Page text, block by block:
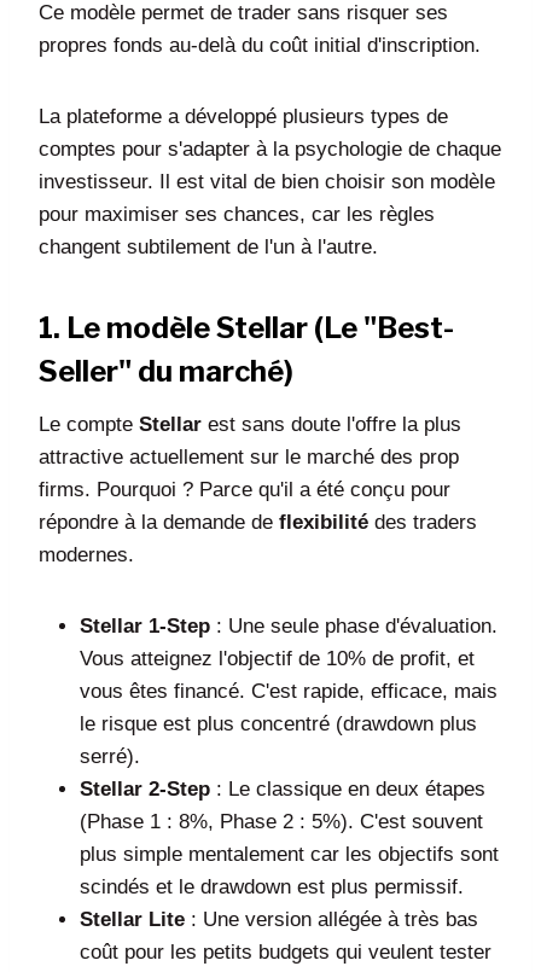
Ce modèle permet de trader sans risquer ses
propres fonds au-delà du coût initial d'inscription.
La plateforme a développé plusieurs types de
comptes pour s'adapter à la psychologie de chaque
investisseur. Il est vital de bien choisir son modèle
pour maximiser ses chances, car les règles
changent subtilement de l'un à l'autre.
1. Le modèle Stellar (Le "Best-
Seller" du marché)
Le compte Stellar est sans doute l'offre la plus
attractive actuellement sur le marché des prop
firms. Pourquoi ? Parce qu'il a été conçu pour
répondre à la demande de flexibilité des traders
modernes.
Stellar 1-Step : Une seule phase d'évaluation.
Vous atteignez l'objectif de 10% de profit, et
vous êtes financé. C'est rapide, efficace, mais
le risque est plus concentré (drawdown plus
serré).
Stellar 2-Step : Le classique en deux étapes
(Phase 1 : 8%, Phase 2 : 5%). C'est souvent
plus simple mentalement car les objectifs sont
scindés et le drawdown est plus permissif.
Stellar Lite : Une version allégée à très bas
coût pour les petits budgets qui veulent tester